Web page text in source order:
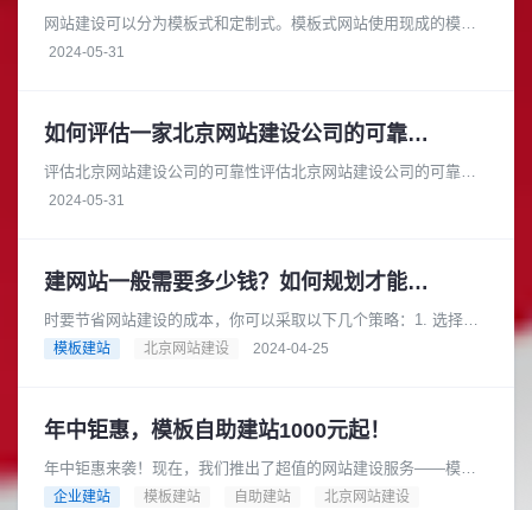
网站建设可以分为模板式和定制式。模板式网站使用现成的模板
进行搭建，成本较低，适合小型企业或个体户。而定制式网站则
2024-05-31
如何评估一家北京网站建设公司的可靠性和安全性
评估北京网站建设公司的可靠性评估北京网站建设公司的可靠性
时，您可以从以下几个方面进行考察：项目经验：查看公司的官
2024-05-31
建网站一般需要多少钱？如何规划才能节省成本？
时要节省网站建设的成本，你可以采取以下几个策略：1. 选择合
适的网站类型根据你的业务需求和预算，选择适合你的网站类
模板建站 北京网站建设 2024-04-25
年中钜惠，模板自助建站1000元起！
年中钜惠来袭！现在，我们推出了超值的网站建设服务——模板
自助建站，只需1000元起！是的，你没有听错，只要1000元，就
企业建站 模板建站 自助建站
北京网站建设